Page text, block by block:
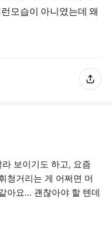
모습이 아니였는데 왜
보이기도 하고, 요즘
청거리는 게 어쩌면 머
아요... 괜찮아야 할 텐데